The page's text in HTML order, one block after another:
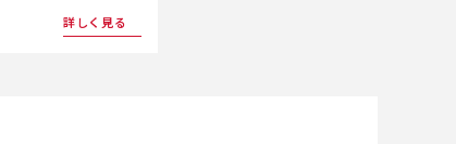
詳しく見る